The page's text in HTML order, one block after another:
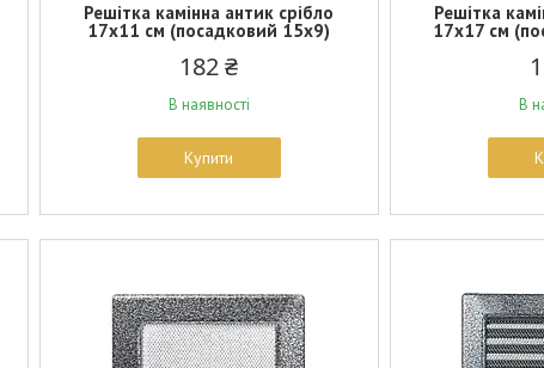
Решітка камінна антик срібло
17х11 см (посадковий 15х9)
182 ₴
В наявності
Купити
Решітка
17х17 см
В